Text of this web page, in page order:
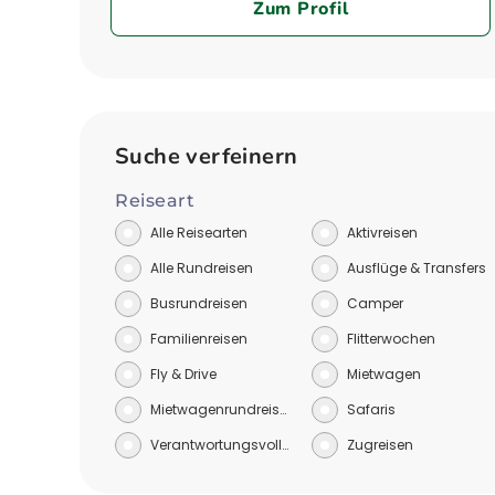
Zum Profil
Suche verfeinern
Reiseart
Alle Reisearten
Aktivreisen
Alle Rundreisen
Ausflüge & Transfers
Busrundreisen
Camper
Familienreisen
Flitterwochen
Fly & Drive
Mietwagen
Mietwagenrundreisen
Safaris
Verantwortungsvoll reisen
Zugreisen